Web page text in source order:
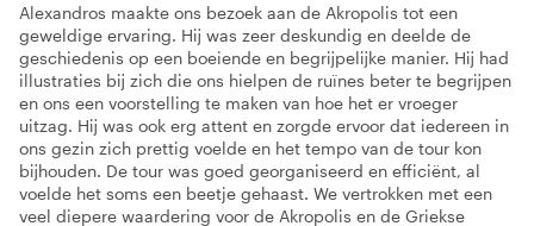
Alexandros maakte ons bezoek aan de Akropolis tot een
geweldige ervaring. Hij was zeer deskundig en deelde de
geschiedenis op een boeiende en begrijpelijke manier. Hij had
illustraties bij zich die ons hielpen de ruïnes beter te begrijpen
en ons een voorstelling te maken van hoe het er vroeger
uitzag. Hij was ook erg attent en zorgde ervoor dat iedereen in
ons gezin zich prettig voelde en het tempo van de tour kon
bijhouden. De tour was goed georganiseerd en efficiënt, al
voelde het soms een beetje gehaast. We vertrokken met een
veel diepere waardering voor de Akropolis en de Griekse